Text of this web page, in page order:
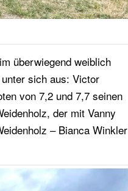
überwiegend weiblich
sich aus: Victor
von 7,2 und 7,7 seinen
der mit Vanny
– Bianca Winkler